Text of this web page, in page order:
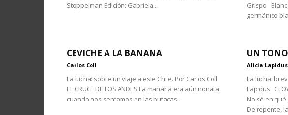
Stoppelman Edición: Gabriela...
Grispo
germánico
CEVICHE A LA BANANA
Carlos Coll
La lucha: sobre un viaje a este Chile. Por Carlos Coll
EL CRUCE DE LOS ANDES La mañana era aún nonata
cuando nos sentamos en las butacas...
UN
Alicia Lapidus
La lucha:
Lapidus
No sé en
De repente,